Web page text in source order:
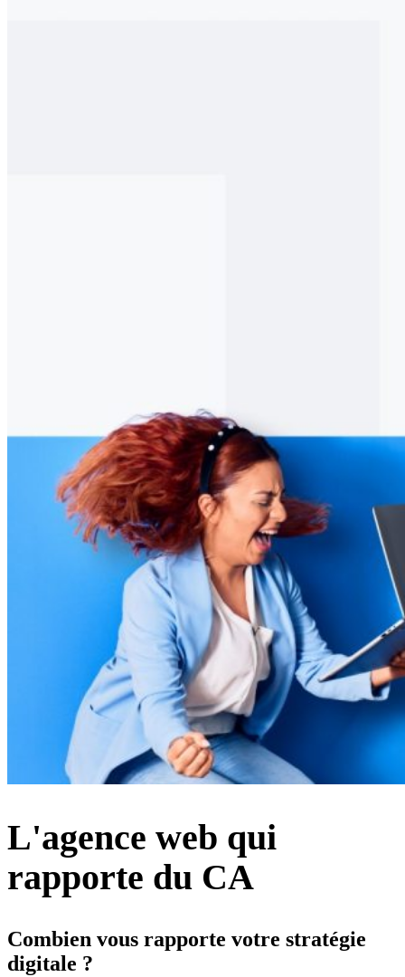
L'agence web qui
rapporte du CA
Combien vous rapporte votre stratégie
digitale ?